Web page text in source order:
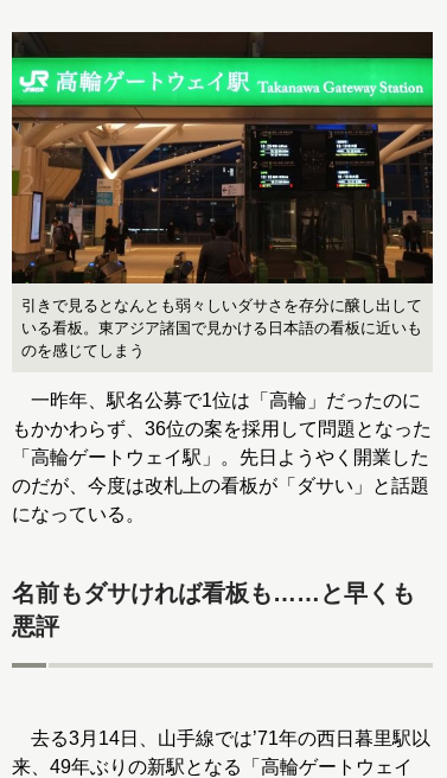
引きで見るとなんとも弱々しいダサさを存分に醸し出して
いる看板。東アジア諸国で見かける日本語の看板に近いも
のを感じてしまう
一昨年、駅名公募で1位は「高輪」だったのに
もかかわらず、36位の案を採用して問題となった
「高輪ゲートウェイ駅」。先日ようやく開業した
のだが、今度は改札上の看板が「ダサい」と話題
になっている。
名前もダサければ看板も……と早くも
悪評
去る3月14日、山手線では’71年の西日暮里駅以
来、49年ぶりの新駅となる「高輪ゲートウェイ